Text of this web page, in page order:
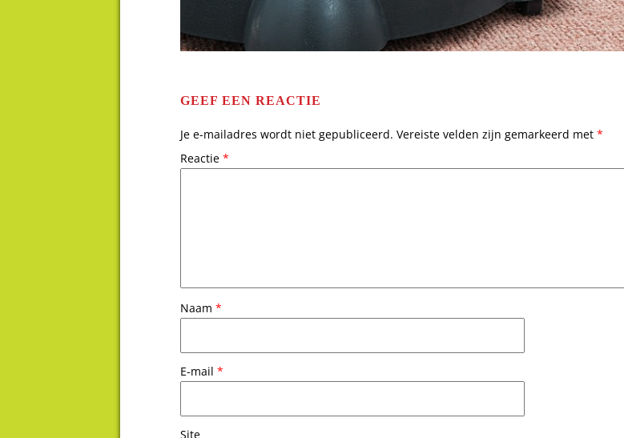
GEEF EEN REACTIE
Je e-mailadres wordt niet gepubliceerd. Vereiste velden zijn gemarkeerd met *
Reactie *
Naam *
E-mail *
Site